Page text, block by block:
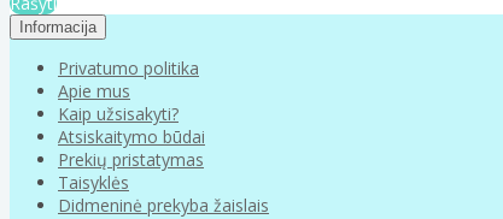
Informacija
Privatumo politika
Apie mus
Kaip užsisakyti?
Atsiskaitymo būdai
Prekių pristatymas
Taisyklės
Didmeninė prekyba žaislais